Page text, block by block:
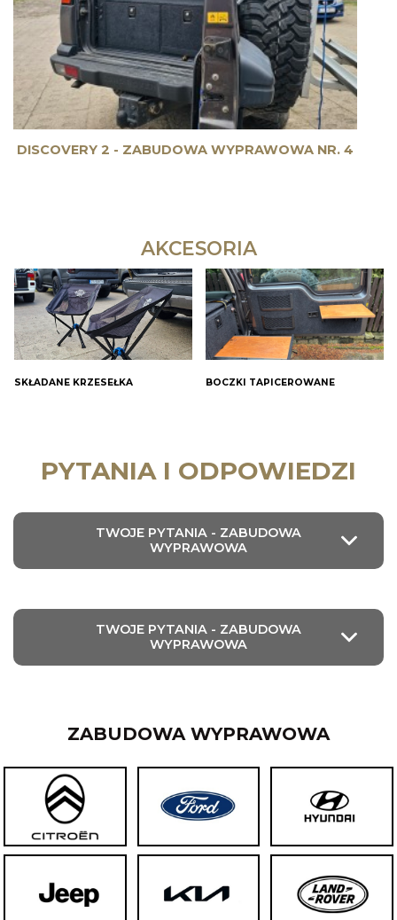
DISCOVERY 2 - ZABUDOWA WYPRAWOWA NR. 4
AKCESORIA
SKŁADANE KRZESEŁKA BOCZKI TAPICEROWANE
PYTANIA I ODPOWIEDZI
TWOJE PYTANIA - ZABUDOWA
WYPRAWOWA
TWOJE PYTANIA - ZABUDOWA
WYPRAWOWA
ZABUDOWA WYPRAWOWA